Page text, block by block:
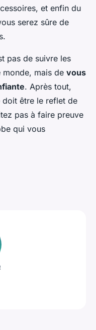
et enfin du
serez sûre de
pas de suivre les
mais de vous
. Après tout,
doit être le reflet de
pas à faire preuve
qui vous